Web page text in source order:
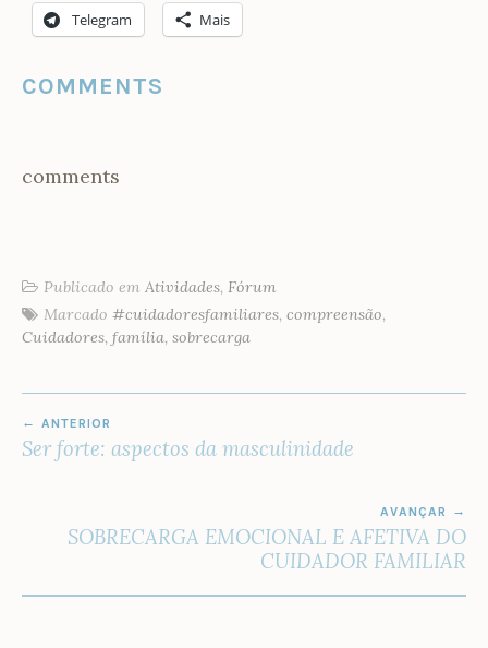
Telegram Mais
COMMENTS
comments
Publicado em Atividades, Fórum
Marcado #cuidadoresfamiliares, compreensão,
Cuidadores, família, sobrecarga
DE
ANTERIOR
Ser forte: aspectos da masculinidade
AVANÇAR
SOBRECARGA EMOCIONAL E AFETIVA DO
CUIDADOR FAMILIAR